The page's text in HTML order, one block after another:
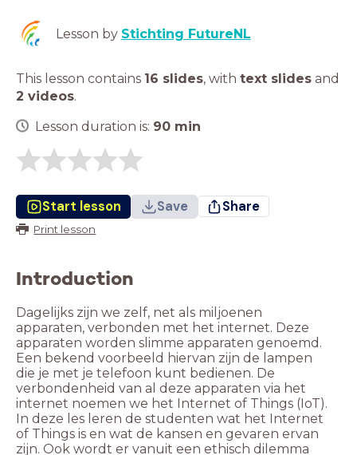
Lesson by Stichting FutureNL
This lesson contains 16 slides, with text slides and
2 videos.
Lesson duration is: 90 min
Start lesson Save Share
Print lesson
Introduction
Dagelijks zijn we zelf, net als miljoenen
apparaten, verbonden met het internet. Deze
apparaten worden slimme apparaten genoemd.
Een bekend voorbeeld hiervan zijn de lampen
die je met je telefoon kunt bedienen. De
verbondenheid van al deze apparaten via het
internet noemen we het Internet of Things (IoT).
In deze les leren de studenten wat het Internet
of Things is en wat de kansen en gevaren ervan
zijn. Ook wordt er vanuit een ethisch dilemma